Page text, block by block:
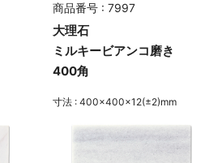
商品番号 : 7997
大理石
ミルキービアンコ磨き
400角
寸法 : 400×400×12(±2)mm